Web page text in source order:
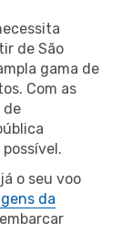
de São
gama de
Com as
de
o seu voo
da